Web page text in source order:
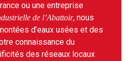
ou une entreprise
de l’Abattoir, nous
d’eaux usées et des
connaissance du
des réseaux locaux